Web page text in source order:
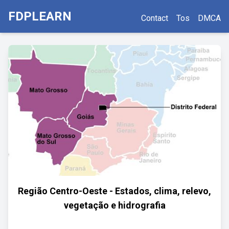
FDPLEARN Contact Tos DMCA
Região Centro-Oeste - Estados, clima, relevo,
vegetação e hidrografia